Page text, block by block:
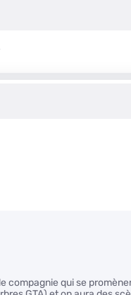
compagnie qui se